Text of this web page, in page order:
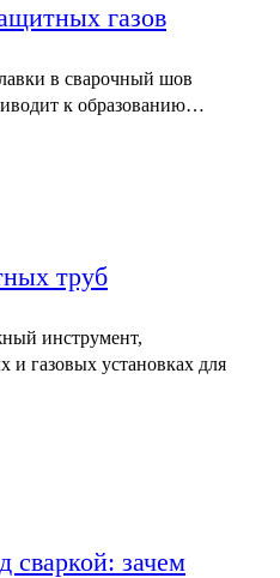
газов
в сварочный шов
к образованию…
труб
инструмент,
и газовых установках для
сваркой: зачем